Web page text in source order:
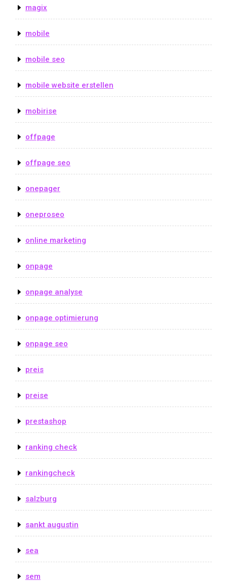
magix
mobile
mobile seo
mobile website erstellen
mobirise
offpage
offpage seo
onepager
oneproseo
online marketing
onpage
onpage analyse
onpage optimierung
onpage seo
preis
preise
prestashop
ranking check
rankingcheck
salzburg
sankt augustin
sea
sem